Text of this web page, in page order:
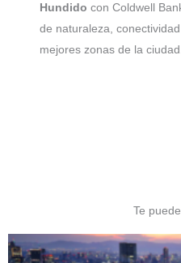
Hundido con Coldwell
de naturaleza,
mejores zonas de la
Te